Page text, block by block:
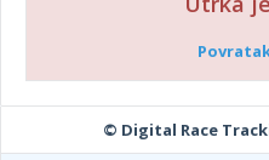
© Digital Race